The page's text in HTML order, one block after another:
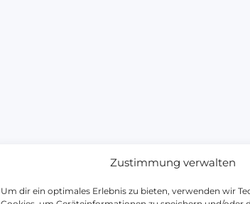
Zustimmung verwalten
Um dir ein optimales Erlebnis zu bieten, verwenden wir